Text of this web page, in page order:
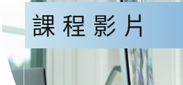
課程影片